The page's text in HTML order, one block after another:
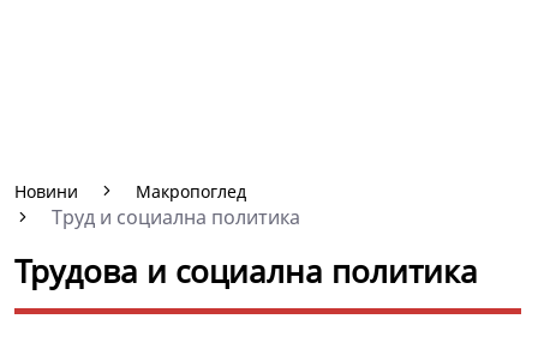
Новини Макропоглед
Труд и социална политика
Трудова и социална политика